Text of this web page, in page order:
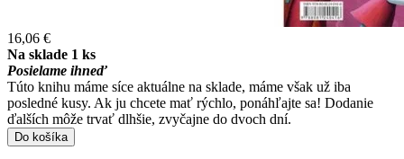
16,06 €
Na sklade 1 ks
Posielame ihneď
Túto knihu máme síce aktuálne na sklade, máme však už iba
posledné kusy. Ak ju chcete mať rýchlo, ponáhľajte sa! Dodanie
ďalších môže trvať dlhšie, zvyčajne do dvoch dní.
Do košíka